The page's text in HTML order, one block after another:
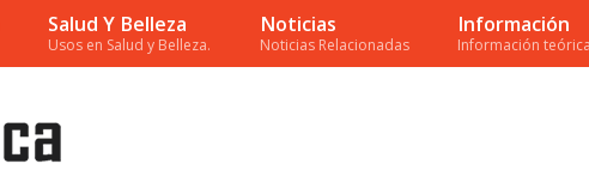
Salud Y Belleza
Usos en Salud y Belleza.
Noticias
Noticias Relacionadas
Información
Información